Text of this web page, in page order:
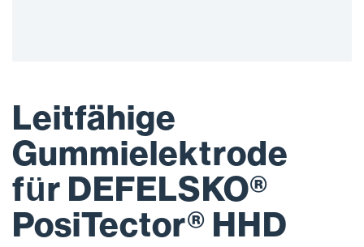
Leitfähige
Gummielektrode
für DEFELSKO®
PosiTector® HHD